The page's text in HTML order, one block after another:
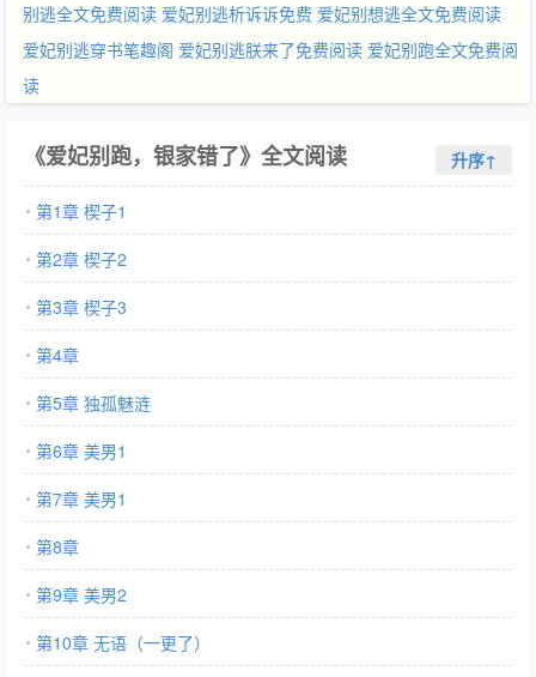
别逃全文免费阅读 爱妃别逃析诉诉免费 爱妃别想逃全文免费阅读
爱妃别逃穿书笔趣阁 爱妃别逃朕来了免费阅读 爱妃别跑全文免费阅
读
《爱妃别跑，银家错了》全文阅读 升序↑
第1章 楔子1
第2章 楔子2
第3章 楔子3
第4章
第5章 独孤魅涟
第6章 美男1
第7章 美男1
第8章
第9章 美男2
第10章 无语（一更了）